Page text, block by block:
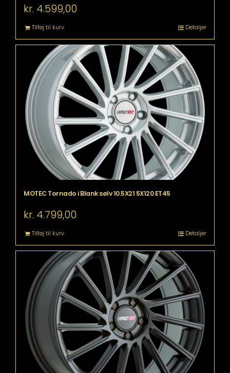
kr. 4.599,00
Tilføj til kurv Detaljer
MOTEC Tornado i Blank sølv 10.5X21 5X120 ET45
kr. 4.799,00
Tilføj til kurv Detaljer